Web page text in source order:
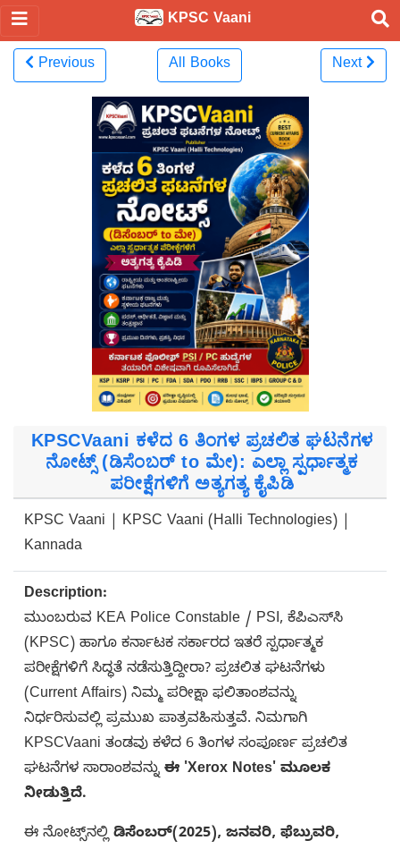
KPSC Vaani
Previous All Books Next
KPSCVaani ಕಳೆದ 6 ತಿಂಗಳ ಪ್ರಚಲಿತ ಘಟನೆಗಳ
ನೋಟ್ಸ್ (ಡಿಸೆಂಬರ್ to ಮೇ): ಎಲ್ಲಾ ಸ್ಪರ್ಧಾತ್ಮಕ
ಪರೀಕ್ಷೆಗಳಿಗೆ ಅತ್ಯಗತ್ಯ ಕೈಪಿಡಿ
KPSC Vaani | KPSC Vaani (Halli Technologies) |
Kannada
Description:
ಮುಂಬರುವ KEA Police Constable / PSI, ಕೆಪಿಎಸ್‌ಸಿ
(KPSC) ಹಾಗೂ ಕರ್ನಾಟಕ ಸರ್ಕಾರದ ಇತರೆ ಸ್ಪರ್ಧಾತ್ಮಕ
ಪರೀಕ್ಷೆಗಳಿಗೆ ಸಿದ್ಧತೆ ನಡೆಸುತ್ತಿದ್ದೀರಾ? ಪ್ರಚಲಿತ ಘಟನೆಗಳು
(Current Affairs) ನಿಮ್ಮ ಪರೀಕ್ಷಾ ಫಲಿತಾಂಶವನ್ನು
ನಿರ್ಧರಿಸುವಲ್ಲಿ ಪ್ರಮುಖ ಪಾತ್ರವಹಿಸುತ್ತವೆ. ನಿಮಗಾಗಿ
KPSCVaani ತಂಡವು ಕಳೆದ 6 ತಿಂಗಳ ಸಂಪೂರ್ಣ ಪ್ರಚಲಿತ
ಘಟನೆಗಳ ಸಾರಾಂಶವನ್ನು ಈ 'Xerox Notes' ಮೂಲಕ
ನೀಡುತ್ತಿದೆ.
ಈ ನೋಟ್ಸ್‌ನಲ್ಲಿಡಿಸೆಂಬರ್(2025), ಜನವರಿ, ಫೆಬ್ರುವರಿ,